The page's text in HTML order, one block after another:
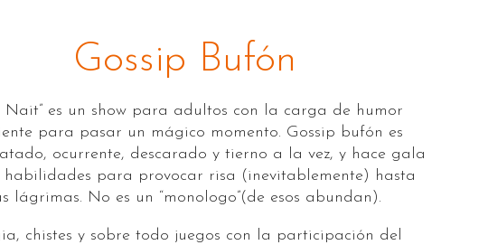
Gossip Bufón
Nait” es un show para adultos con la carga de humor
para pasar un mágico momento. Gossip bufón es
ocurrente, descarado y tierno a la vez, y hace gala
habilidades para provocar risa (inevitablemente) hasta
lágrimas. No es un “monologo”(de esos abundan).
chistes y sobre todo juegos con la participación del